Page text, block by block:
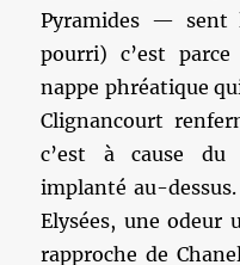
Pyramides — sent
pourri) c’est parce
nappe phréatique
Clignancourt
c’est à cause du
implanté au-dessus.
Elysées, une odeur
rapproche de